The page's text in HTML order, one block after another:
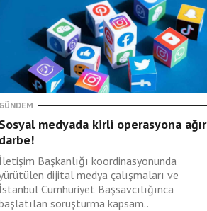
GÜNDEM
Sosyal medyada kirli operasyona ağır
darbe!
İletişim Başkanlığı koordinasyonunda
dijital medya çalışmaları ve
İstanbul Cumhuriyet Başsavcılığınca
soruşturma kapsam..